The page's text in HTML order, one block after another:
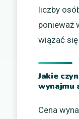
liczby
ponieważ
wiązać
Jakie
wynajmu
Cena